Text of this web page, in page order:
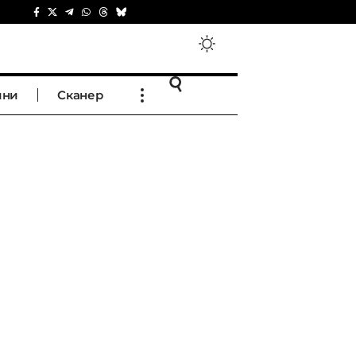
Сканер